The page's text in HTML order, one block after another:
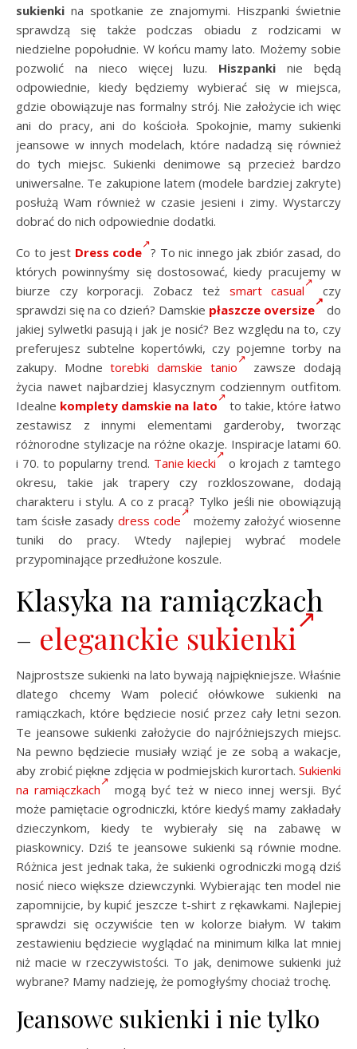
sukienki na spotkanie ze znajomymi. Hiszpanki świetnie
sprawdzą się także podczas obiadu z rodzicami w
niedzielne popołudnie. W końcu mamy lato. Możemy sobie
pozwolić na nieco więcej luzu. Hiszpanki nie będą
odpowiednie, kiedy będziemy wybierać się w miejsca,
gdzie obowiązuje nas formalny strój. Nie założycie ich więc
ani do pracy, ani do kościoła. Spokojnie, mamy sukienki
jeansowe w innych modelach, które nadadzą się również
do tych miejsc. Sukienki denimowe są przecież bardzo
uniwersalne. Te zakupione latem (modele bardziej zakryte)
posłużą Wam również w czasie jesieni i zimy. Wystarczy
dobrać do nich odpowiednie dodatki.
Co to jest Dress code ? To nic innego jak zbiór zasad, do
których powinnyśmy się dostosować, kiedy pracujemy w
biurze czy korporacji. Zobacz też smart casual
czy
sprawdzi się na co dzień? Damskie płaszcze oversize
do
jakiej sylwetki pasują i jak je nosić? Bez względu na to, czy
preferujesz subtelne kopertówki, czy pojemne torby na
zakupy. Modnetorebki damskie tanio
zawsze dodają
życia nawet najbardziej klasycznym codziennym outfitom.
Idealne komplety damskie na lato
to takie, które łatwo
zestawisz z innymi elementami garderoby, tworząc
różnorodne stylizacje na różne okazje. Inspiracje latami 60.
i 70. to popularny trend. Tanie kiecki
o krojach z tamtego
okresu, takie jak trapery czy rozkloszowane, dodają
charakteru i stylu. A co z pracą? Tylko jeśli nie obowiązują
tam ścisłe zasadydress code
możemy założyć wiosenne
tuniki do pracy. Wtedy najlepiej wybrać modele
przypominające przedłużone koszule.
Klasyka na ramiączkach
– eleganckie sukienki
Najprostsze sukienki na lato bywają najpiękniejsze. Właśnie
dlatego chcemy Wam polecić ołówkowe sukienki na
ramiączkach, które będziecie nosić przez cały letni sezon.
Te jeansowe sukienki założycie do najróżniejszych miejsc.
Na pewno będziecie musiały wziąć je ze sobą a wakacje,
aby zrobić piękne zdjęcia w podmiejskich kurortach. Sukienki
na ramiączkach
mogą być też w nieco innej wersji. Być
może pamiętacie ogrodniczki, które kiedyś mamy zakładały
dzieczynkom, kiedy te wybierały się na zabawę w
piaskownicy. Dziś te jeansowe sukienki są równie modne.
Różnica jest jednak taka, że sukienki ogrodniczki mogą dziś
nosić nieco większe dziewczynki. Wybierając ten model nie
zapomnijcie, by kupić jeszcze t-shirt z rękawkami. Najlepiej
sprawdzi się oczywiście ten w kolorze białym. W takim
zestawieniu będziecie wyglądać na minimum kilka lat mniej
niż macie w rzeczywistości. To jak, denimowe sukienki już
wybrane? Mamy nadzieję, że pomogłyśmy chociaż trochę.
Jeansowe sukienki i nie tylko